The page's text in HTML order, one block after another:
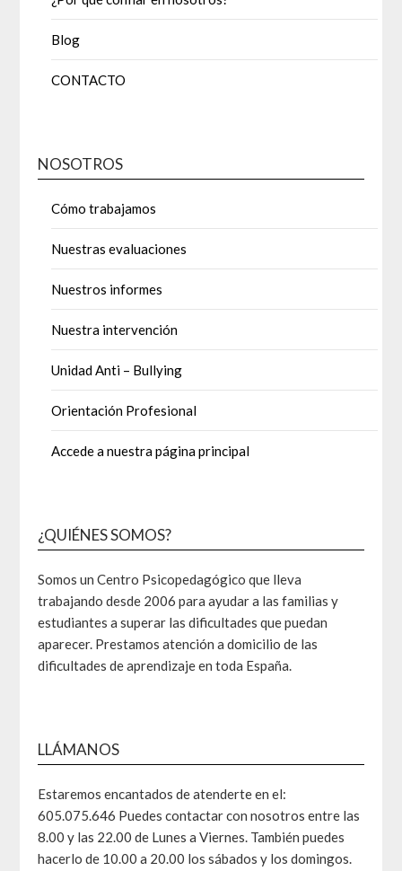
Blog
CONTACTO
NOSOTROS
Cómo trabajamos
Nuestras evaluaciones
Nuestros informes
Nuestra intervención
Unidad Anti – Bullying
Orientación Profesional
Accede a nuestra página principal
¿QUIÉNES SOMOS?
Somos un Centro Psicopedagógico que lleva
trabajando desde 2006 para ayudar a las familias y
estudiantes a superar las dificultades que puedan
aparecer. Prestamos atención a domicilio de las
dificultades de aprendizaje en toda España.
LLÁMANOS
Estaremos encantados de atenderte en el:
605.075.646 Puedes contactar con nosotros entre las
8.00 y las 22.00 de Lunes a Viernes. También puedes
hacerlo de 10.00 a 20.00 los sábados y los domingos.